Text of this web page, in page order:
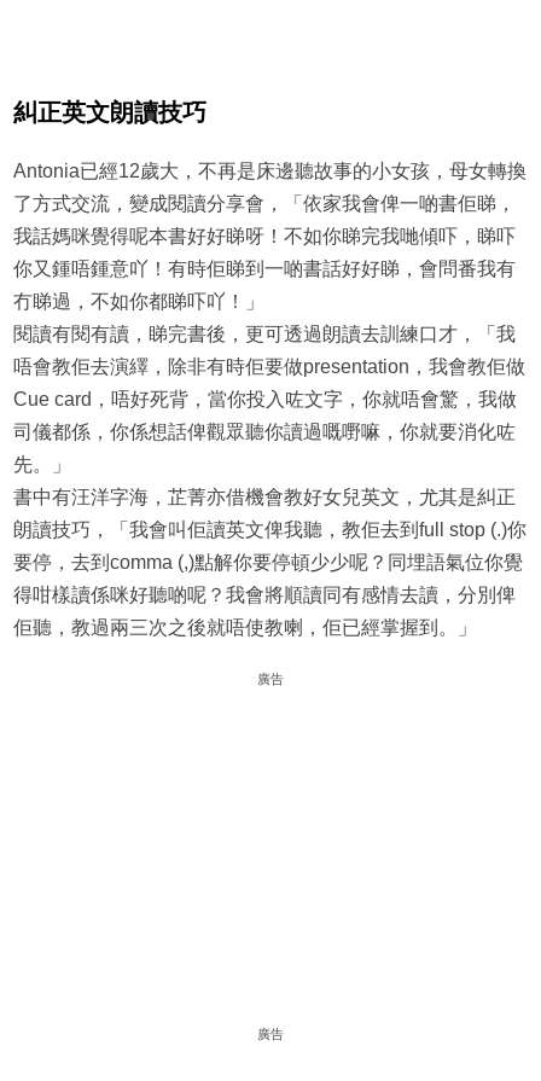
糾正英文朗讀技巧
Antonia已經12歲大，不再是床邊聽故事的小女孩，母女轉換
了方式交流，變成閱讀分享會，「依家我會俾一啲書佢睇，
我話媽咪覺得呢本書好好睇呀！不如你睇完我哋傾吓，睇吓
你又鍾唔鍾意吖！有時佢睇到一啲書話好好睇，會問番我有
冇睇過，不如你都睇吓吖！」
閱讀有閱有讀，睇完書後，更可透過朗讀去訓練口才，「我
唔會教佢去演繹，除非有時佢要做presentation，我會教佢做
Cue card，唔好死背，當你投入咗文字，你就唔會驚，我做
司儀都係，你係想話俾觀眾聽你讀過嘅嘢嘛，你就要消化咗
先。」
書中有汪洋字海，芷菁亦借機會教好女兒英文，尤其是糾正
朗讀技巧，「我會叫佢讀英文俾我聽，教佢去到full stop (.)你
要停，去到comma (,)點解你要停頓少少呢？同埋語氣位你覺
得咁樣讀係咪好聽啲呢？我會將順讀同有感情去讀，分別俾
佢聽，教過兩三次之後就唔使教喇，佢已經掌握到。」
廣告
廣告